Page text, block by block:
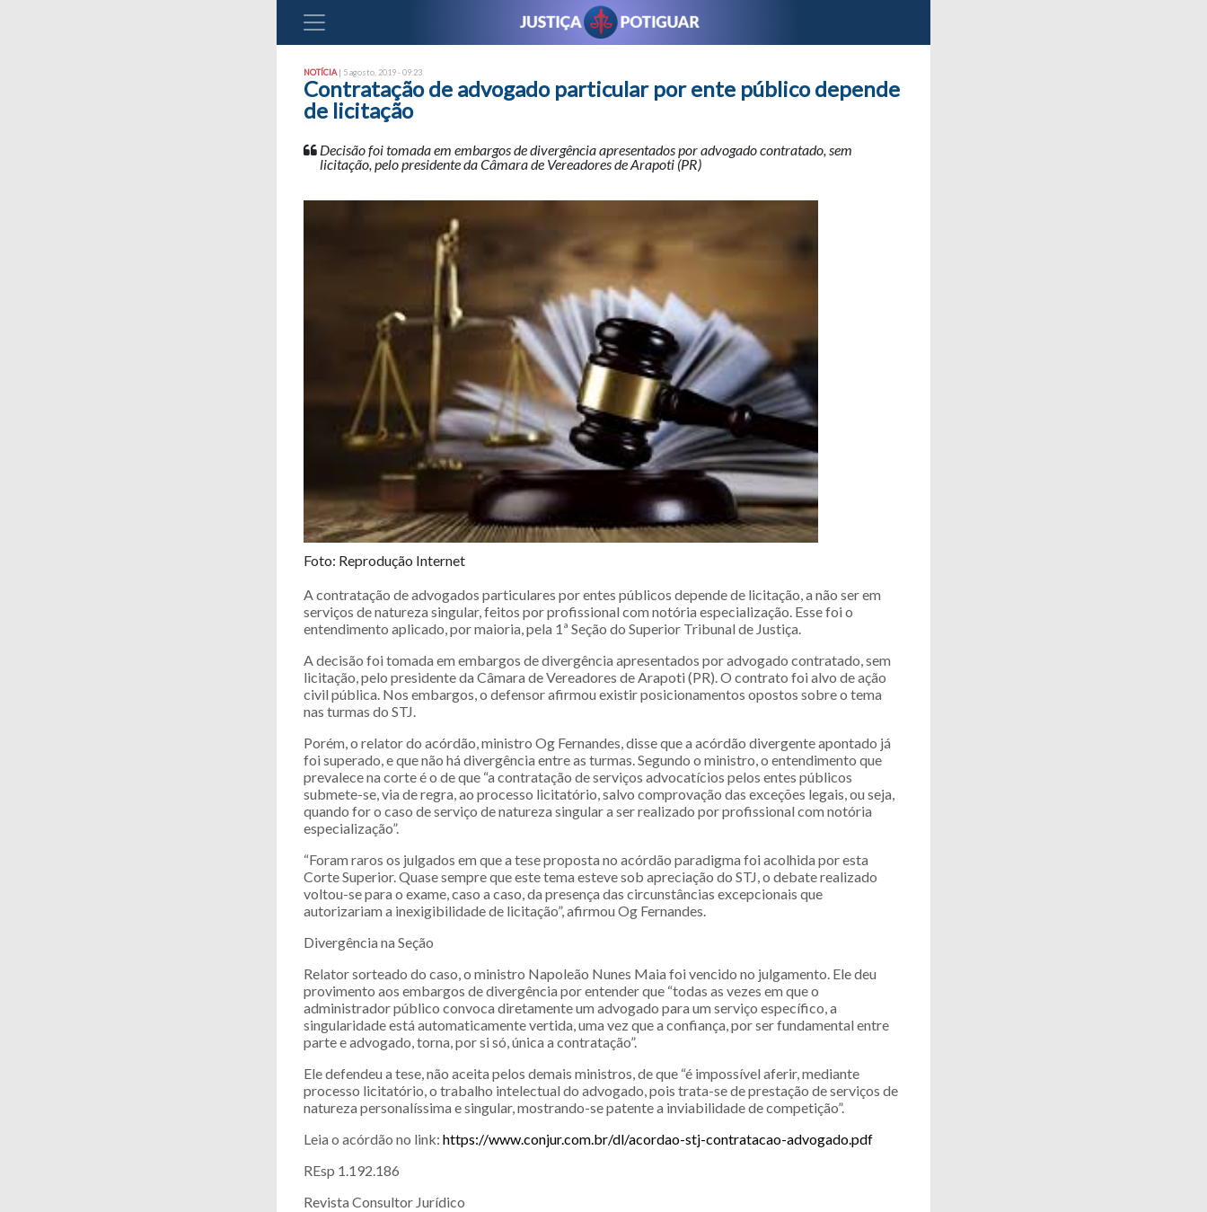
NOTÍCIA | 5 agosto, 2019 - 09:23
Contratação de advogado particular por ente público depende
de licitação
Decisão foi tomada em embargos de divergência apresentados por advogado contratado, sem
licitação, pelo presidente da Câmara de Vereadores de Arapoti (PR)
Foto: Reprodução Internet
A contratação de advogados particulares por entes públicos depende de licitação, a não ser em
serviços de natureza singular, feitos por profissional com notória especialização. Esse foi o
entendimento aplicado, por maioria, pela 1ª Seção do Superior Tribunal de Justiça.
A decisão foi tomada em embargos de divergência apresentados por advogado contratado, sem
licitação, pelo presidente da Câmara de Vereadores de Arapoti (PR). O contrato foi alvo de ação
civil pública. Nos embargos, o defensor afirmou existir posicionamentos opostos sobre o tema
nas turmas do STJ.
Porém, o relator do acórdão, ministro Og Fernandes, disse que a acórdão divergente apontado já
foi superado, e que não há divergência entre as turmas. Segundo o ministro, o entendimento que
prevalece na corte é o de que “a contratação de serviços advocatícios pelos entes públicos
submete-se, via de regra, ao processo licitatório, salvo comprovação das exceções legais, ou seja,
quando for o caso de serviço de natureza singular a ser realizado por profissional com notória
especialização”.
“Foram raros os julgados em que a tese proposta no acórdão paradigma foi acolhida por esta
Corte Superior. Quase sempre que este tema esteve sob apreciação do STJ, o debate realizado
voltou-se para o exame, caso a caso, da presença das circunstâncias excepcionais que
autorizariam a inexigibilidade de licitação”, afirmou Og Fernandes.
Divergência na Seção
Relator sorteado do caso, o ministro Napoleão Nunes Maia foi vencido no julgamento. Ele deu
provimento aos embargos de divergência por entender que “todas as vezes em que o
administrador público convoca diretamente um advogado para um serviço específico, a
singularidade está automaticamente vertida, uma vez que a confiança, por ser fundamental entre
parte e advogado, torna, por si só, única a contratação”.
Ele defendeu a tese, não aceita pelos demais ministros, de que “é impossível aferir, mediante
processo licitatório, o trabalho intelectual do advogado, pois trata-se de prestação de serviços de
natureza personalíssima e singular, mostrando-se patente a inviabilidade de competição”.
Leia o acórdão no link: https://www.conjur.com.br/dl/acordao-stj-contratacao-advogado.pdf
REsp 1.192.186
Revista Consultor Jurídico